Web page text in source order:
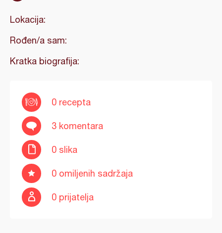
Lokacija:
Rođen/a sam:
Kratka biografija:
0 recepta
3 komentara
0 slika
0 omiljenih sadržaja
0 prijatelja